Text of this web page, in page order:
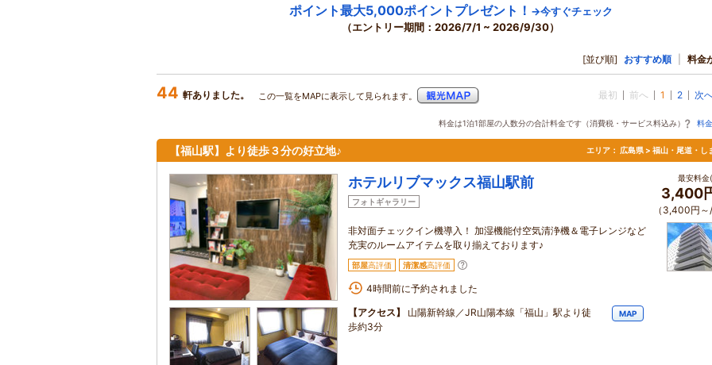
ポイント最大5,000ポイントプレゼント！ →今すぐチェック
（エントリー期間：2026/7/1 ~ 2026/9/30）
[並び順] おすすめ順 料金
44 軒ありました。 この一覧をMAPに表示して見られます。 最初 前へ 1 2 次
料金は1泊1部屋の人数分の合計料金です（消費税・サービス料込み） 料
【福山駅】より徒歩３分の好立地♪ エリア： 広島県 > 福山・尾道・し
ホテルリブマックス福山駅前
フォトギャラリー
非対面チェックイン機導入！ 加湿機能付空気清浄機＆電子レンジなど
充実のルームアイテムを取り揃えております♪
部屋高評価 清潔感高評価
4時間前に予約されました
【アクセス】
山陽新幹線／JR山陽本線「福山」駅より徒
歩約3分
MAP
最安料金
3,400
（3,400円～/